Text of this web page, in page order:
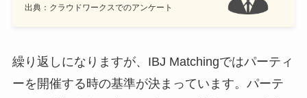
出典：クラウドワークスでのアンケート
繰り返しになりますが、IBJ Matchingではパーティ
ーを開催する時の基準が決まっています。パーテ